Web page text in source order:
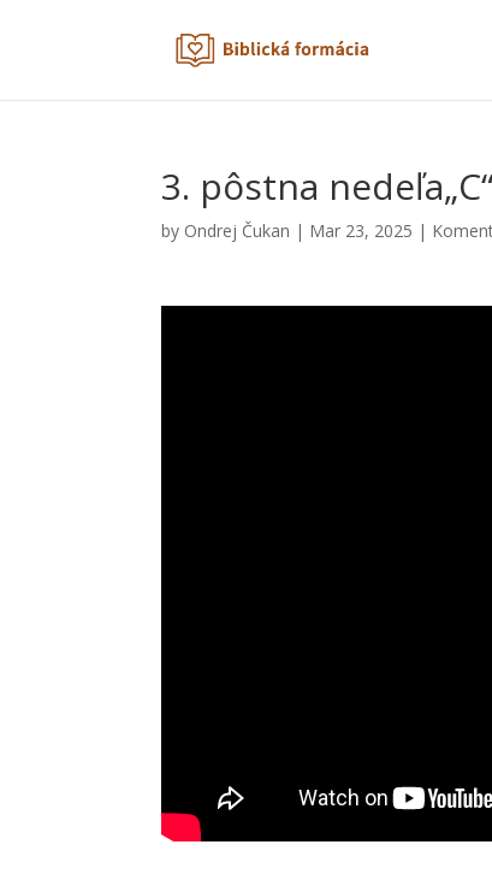
3. pôstna
by Ondrej Čukan | Mar 23, 2025 |